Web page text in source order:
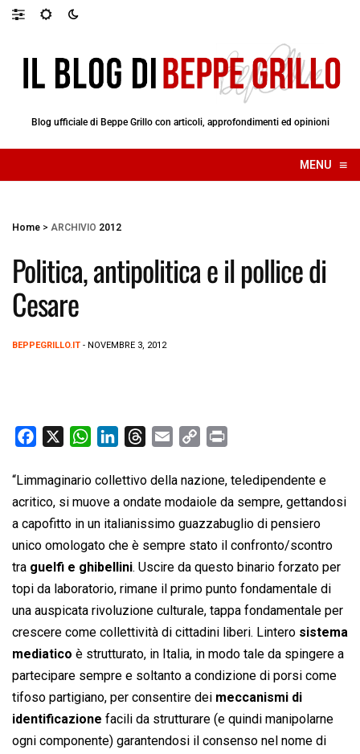
Blog ufficiale di Beppe Grillo con articoli, approfondimenti ed opinioni
MENU ≡
☰
Home > ARCHIVIO 2012
Politica, antipolitica e il pollice di
Cesare
BEPPEGRILLO.IT - NOVEMBRE 3, 2012
c
e
b
o
o
k
W
a
t
s
A
p
p
n
k
e
d
I
n
r
e
a
d
s
a
i
l
p
y
L
i
n
k
n
t
“Limmaginario collettivo della nazione, teledipendente e
acritico, si muove a ondate modaiole da sempre, gettandosi
a capofitto in un italianissimo guazzabuglio di pensiero
unico omologato che è sempre stato il confronto/scontro
tra guelfi e ghibellini. Uscire da questo binario forzato per
topi da laboratorio, rimane il primo punto fondamentale di
una auspicata rivoluzione culturale, tappa fondamentale per
crescere come collettività di cittadini liberi. Lintero sistema
mediatico è strutturato, in Italia, in modo tale da spingere a
partecipare sempre e soltanto a condizione di porsi come
tifoso partigiano, per consentire dei meccanismi di
identificazione facili da strutturare (e quindi manipolarne
ogni componente) garantendosi il consenso nel nome di